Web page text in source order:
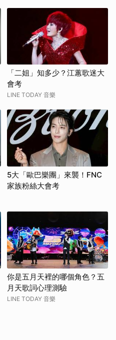
「二姐」知多少？江蕙歌迷大
會考
LINE TODAY 音樂
5大「歐巴樂團」來襲！FNC
家族粉絲大會考
你是五月天裡的哪個角色？五
月天歌詞心理測驗
LINE TODAY 音樂